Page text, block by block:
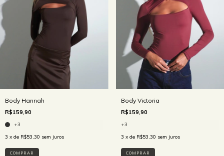
Body Hannah
R$159,90
+3
3 x de R$53,30 sem juros
COMPRAR
Body Victoria
R$159,90
+3
3 x de R$53,30 sem juros
COMPRAR